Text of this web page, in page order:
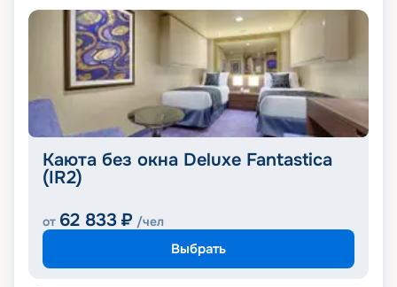
Каюта без окна Deluxe Fantastica
(IR2)
от 62 833 ₽ /чел
Выбрать